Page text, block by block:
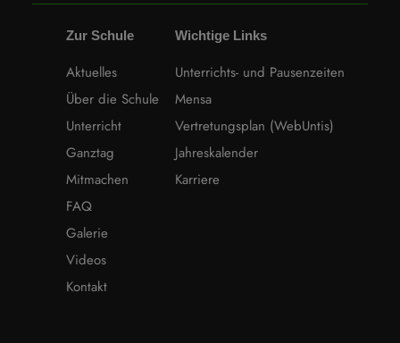
Zur Schule
Aktuelles
Über die Schule
Unterricht
Ganztag
Mitmachen
FAQ
Galerie
Videos
Kontakt
Wichtige Links
Unterrichts- und Pausenzeiten
Mensa
Vertretungsplan (WebUntis)
Jahreskalender
Karriere